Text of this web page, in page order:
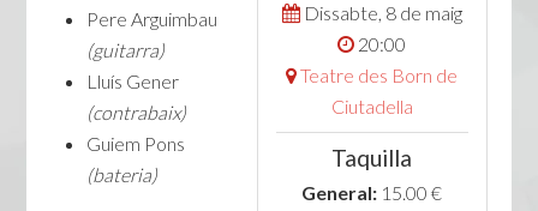
Dissabte, 8 de maig
20:00
Teatre des Born de
Ciutadella
Taquilla
General: 15.00 €
Pere Arguimbau
(guitarra)
Lluís Gener
(contrabaix)
Guiem Pons
(bateria)